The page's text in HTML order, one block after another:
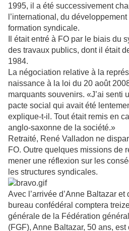
1995, il a été successivement
l’international, du
formation syndicale.
l était entré à FO par le biais du
des travaux publics, dont il était
1984.
La négociation relative à la
naissance à la loi du 20 août
marquants souvenirs. «J’ai senti
pacte social qui avait été
explique-t-il. Tout était remis en
anglo-saxonne de la société.»
Retraité, René Valladon ne
FO. Outre quelques missions de
mener une réflexion sur les
les structures syndicales.
Avec l’arrivée d’Anne Baltazar
bureau confédéral comptera
générale de la Fédération
(FGF), Anne Baltazar, 50 ans,